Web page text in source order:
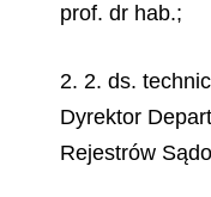
prof. dr hab.;
2. 2. ds.
Dyrektor
Rejestrów